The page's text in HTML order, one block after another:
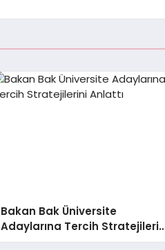
Bakan Bak Üniversite
Adaylarına Tercih
Anlattı